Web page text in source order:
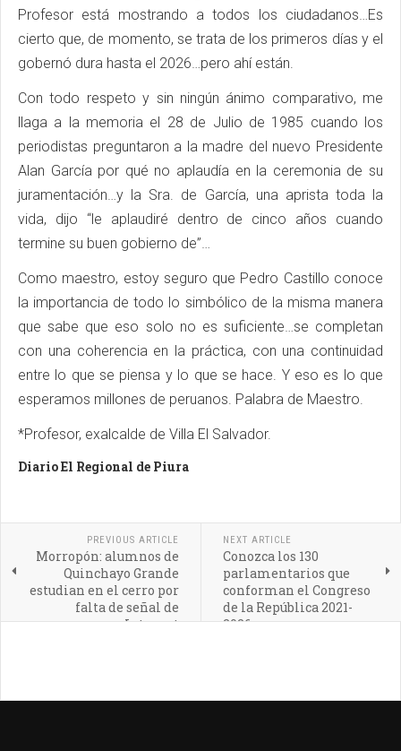
Profesor está mostrando a todos los ciudadanos…Es
cierto que, de momento, se trata de los primeros días y el
gobernó dura hasta el 2026…pero ahí están.
Con todo respeto y sin ningún ánimo comparativo, me
llaga a la memoria el 28 de Julio de 1985 cuando los
periodistas preguntaron a la madre del nuevo Presidente
Alan García por qué no aplaudía en la ceremonia de su
juramentación…y la Sra. de García, una aprista toda la
vida, dijo “le aplaudiré dentro de cinco años cuando
termine su buen gobierno de”…
Como maestro, estoy seguro que Pedro Castillo conoce
la importancia de todo lo simbólico de la misma manera
que sabe que eso solo no es suficiente…se completan
con una coherencia en la práctica, con una continuidad
entre lo que se piensa y lo que se hace. Y eso es lo que
esperamos millones de peruanos. Palabra de Maestro.
*Profesor, exalcalde de Villa El Salvador.
Diario El Regional de Piura
PREVIOUS ARTICLE
Morropón: alumnos de
Quinchayo Grande
estudian en el cerro por
falta de señal de
Internet
NEXT ARTICLE
Conozca los 130
parlamentarios que
conforman el Congreso
de la República 2021-
2026